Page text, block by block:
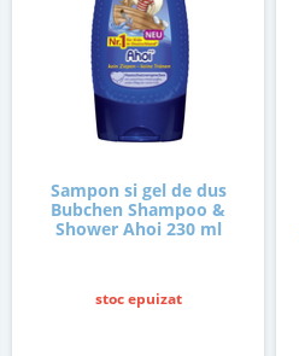
Sampon si gel de dus
Bubchen Shampoo &
Shower Ahoi 230 ml
stoc epuizat